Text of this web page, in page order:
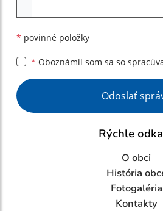
* povinné položky
* Oboznámil som sa so
Google reCaptcha Response
Odoslať
Rýchle
O obci
História
Fotogaléria
Kontakty